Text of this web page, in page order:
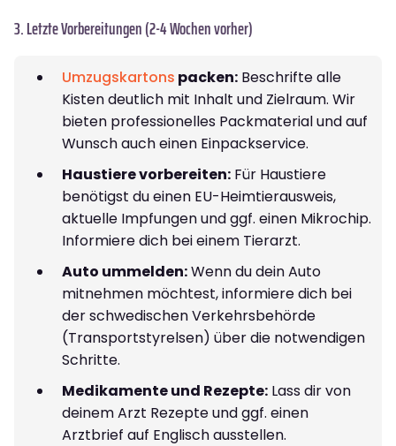
3. Letzte Vorbereitungen (2-4 Wochen vorher)
Umzugskartons packen: Beschrifte alle
Kisten deutlich mit Inhalt und Zielraum. Wir
bieten professionelles Packmaterial und auf
Wunsch auch einen Einpackservice.
Haustiere vorbereiten: Für Haustiere
benötigst du einen EU-Heimtierausweis,
aktuelle Impfungen und ggf. einen Mikrochip.
Informiere dich bei einem Tierarzt.
Auto ummelden:Wenn du dein Auto
mitnehmen möchtest, informiere dich bei
der schwedischen Verkehrsbehörde
(Transportstyrelsen) über die notwendigen
Schritte.
Medikamente und Rezepte: Lass dir von
deinem Arzt Rezepte und ggf. einen
Arztbrief auf Englisch ausstellen.